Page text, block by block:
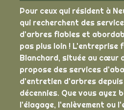
Pour ceux qui résident à
qui recherchent des
d'arbres fiables et
pas plus loin ! L'entreprise
Blanchard, située au cœur
propose des services
d'entretien d'arbres depuis
décennies. Que vous ayez
l'élagage, l'enlèvement ou